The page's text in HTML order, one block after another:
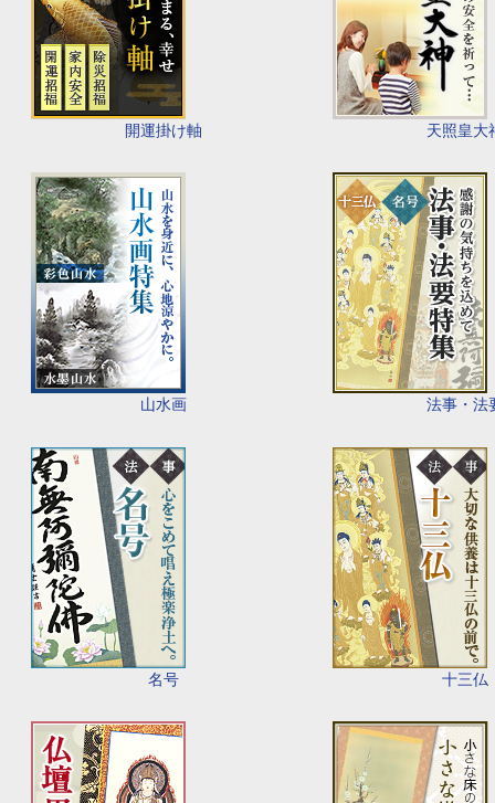
開運掛け軸 天照皇大
山水画 法事・法
名号 十三仏